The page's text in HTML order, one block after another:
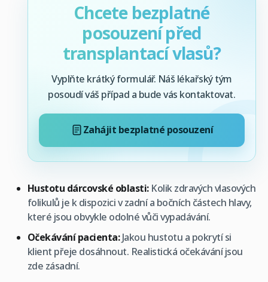
Chcete bezplatné
posouzení před
transplantací vlasů?
Vyplňte krátký formulář. Náš lékařský tým
posoudí váš případ a bude vás kontaktovat.
Zahájit bezplatné posouzení
Hustotu dárcovské oblasti:Kolik zdravých vlasových
folikulů je k dispozici v zadní a bočních částech hlavy,
které jsou obvykle odolné vůči vypadávání.
Očekávání pacienta:Jakou hustotu a pokrytí si
klient přeje dosáhnout. Realistická očekávání jsou
zde zásadní.